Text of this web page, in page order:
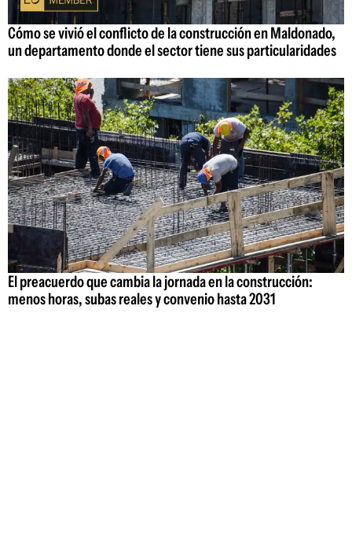
Cómo se vivió el conflicto de la construcción en Maldonado,
un departamento donde el sector tiene sus particularidades
El preacuerdo que cambia la jornada en la construcción:
menos horas, subas reales y convenio hasta 2031